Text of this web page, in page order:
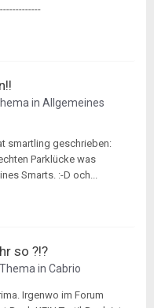
in Allgemeines
smartling geschrieben:
Parklücke was
Smarts. :-D och...
so ?!?
in Cabrio
Irgenwo im Forum